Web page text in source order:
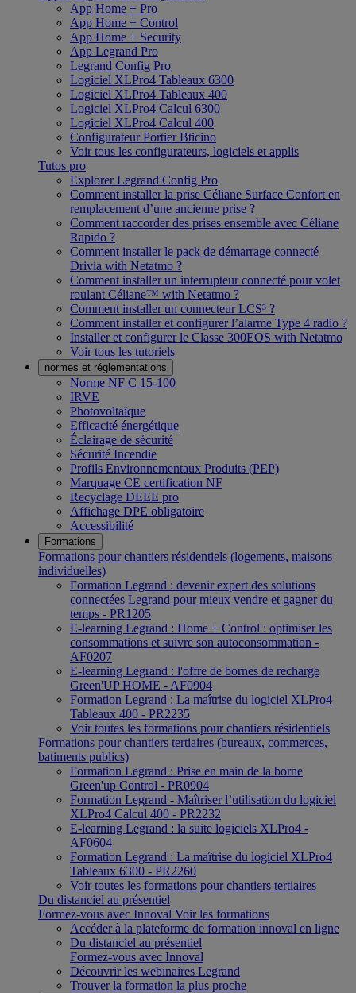
App Home + Pro
App Home + Control
App Home + Security
App Legrand Pro
Legrand Config Pro
Logiciel XLPro4 Tableaux 6300
Logiciel XLPro4 Tableaux 400
Logiciel XLPro4 Calcul 6300
Logiciel XLPro4 Calcul 400
Configurateur Portier Bticino
Voir tous les configurateurs, logiciels et applis
Tutos pro
Explorer Legrand Config Pro
Comment installer la prise Céliane Surface Confort en
remplacement d’une ancienne prise ?
Comment raccorder des prises ensemble avec Céliane
Rapido ?
Comment installer le pack de démarrage connecté
Drivia with Netatmo ?
Comment installer un interrupteur connecté pour volet
roulant Céliane™ with Netatmo ?
Comment installer un connecteur LCS³ ?
Comment installer et configurer l’alarme Type 4 radio ?
Installer et configurer le Classe 300EOS with Netatmo
Voir tous les tutoriels
normes et réglementations
Norme NF C 15-100
IRVE
Photovoltaïque
Efficacité énergétique
Éclairage de sécurité
Sécurité Incendie
Profils Environnementaux Produits (PEP)
Marquage CE certification NF
Recyclage DEEE pro
Affichage DPE obligatoire
Accessibilité
Formations
Formations pour chantiers résidentiels (logements, maisons
individuelles)
Formation Legrand : devenir expert des solutions
connectées Legrand pour mieux vendre et gagner du
temps - PR1205
E-learning Legrand : Home + Control : optimiser les
consommations et suivre son autoconsommation -
AF0207
E-learning Legrand : l'offre de bornes de recharge
Green'UP HOME - AF0904
Formation Legrand : La maîtrise du logiciel XLPro4
Tableaux 400 - PR2235
Voir toutes les formations pour chantiers résidentiels
Formations pour chantiers tertiaires (bureaux, commerces,
batiments publics)
Formation Legrand : Prise en main de la borne
Green'up Control - PR0904
Formation Legrand - Maîtriser l’utilisation du logiciel
XLPro4 Calcul 400 - PR2232
E-learning Legrand : la suite logiciels XLPro4 -
AF0604
Formation Legrand : La maîtrise du logiciel XLPro4
Tableaux 6300 - PR2260
Voir toutes les formations pour chantiers tertiaires
Du distanciel au présentiel
Formez-vous avec Innoval Voir les formations
Accéder à la plateforme de formation innoval en ligne
Du distanciel au présentiel
Formez-vous avec Innoval
Découvrir les webinaires Legrand
Trouver la formation la plus proche